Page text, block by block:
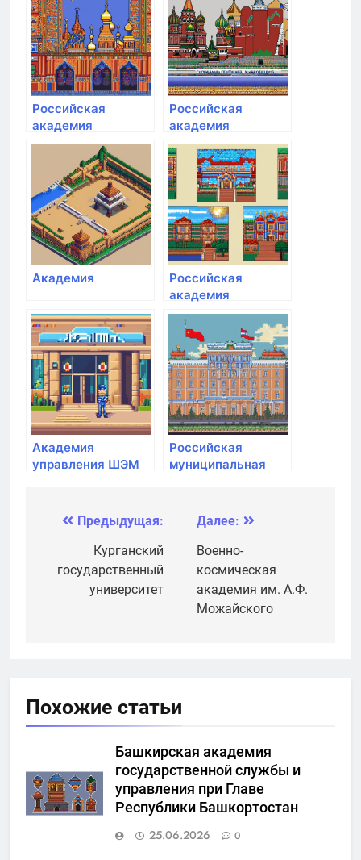
государственной
службы при
Президенте РФ
Российская
академия
народного
хозяйства и
государственной
службы при
Президенте РФ
Российская
академия
народного
хозяйства и
государственной
службы при
Президенте РФ
Академия
Российская
академия
народного
хозяйства и
государственной
службы при
Президенте РФ
Академия
управления ШЭМ
Российская
муниципальная
Навигация
записям
Предыдущая:
Курганский
государственный
университет
Далее:
Военно-
космическая
академия им. А.Ф.
Можайского
Похожие статьи
Башкирская академия
государственной службы и
управления при Главе
Республики Башкортостан
25.06.2026
0